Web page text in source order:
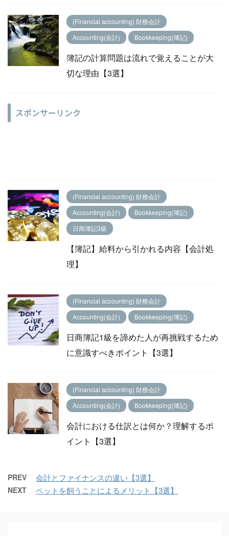
(Financial accounting) 財務会計
Accounting(会計)
Bookkeeping(簿記)
簿記の計算問題は流れで覚えることが大
切な理由【3選】
スポンサーリンク
(Financial accounting) 財務会計
Accounting(会計)
Bookkeeping(簿記)
日商簿記3級
【簿記】給料から引かれる内容【会計処
理】
(Financial accounting) 財務会計
Accounting(会計)
Bookkeeping(簿記)
日商簿記1級を諦めた人が再挑戦するため
に意識すべきポイント【3選】
(Financial accounting) 財務会計
Accounting(会計)
Bookkeeping(簿記)
会計における仕訳とは何か？理解するポ
イント【3選】
PREV 会計とファイナンスの違い【3選】
NEXT ペットを飼うことによるメリット【3選】